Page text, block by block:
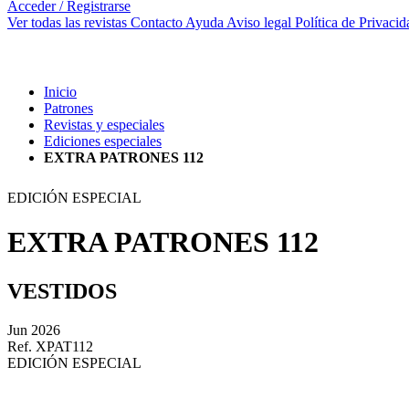
Acceder / Registrarse
Ver todas las revistas Contacto Ayuda Aviso legal Política de
Inicio
Patrones
Revistas y especiales
Ediciones especiales
EXTRA PATRONES 112
EDICIÓN ESPECIAL
EXTRA PATRONES 112
VESTIDOS
Jun 2026
Ref. XPAT112
EDICIÓN ESPECIAL